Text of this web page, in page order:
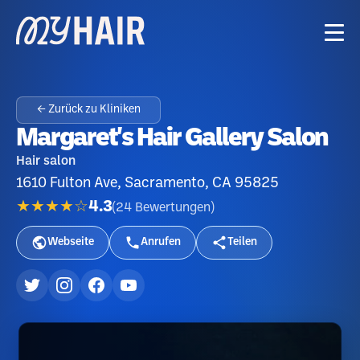
← Zurück zu Kliniken
Margaret's Hair Gallery Salon
Hair salon
1610 Fulton Ave, Sacramento, CA 95825
★★★★☆4.3(24 Bewertungen )
Webseite Anrufen Teilen